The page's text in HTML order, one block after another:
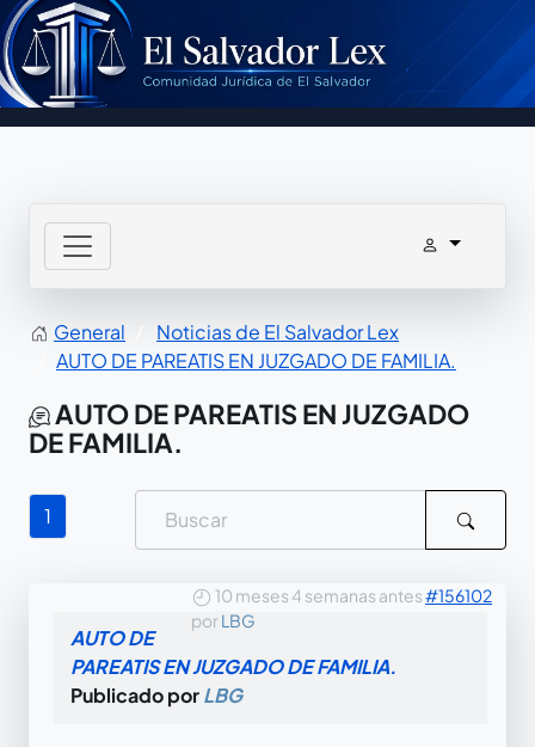
General
Noticias de El Salvador Lex
AUTO DE PAREATIS EN JUZGADO DE FAMILIA.
AUTO DE PAREATIS EN JUZGADO
DE FAMILIA.
1
10 meses 4 semanas antes#156102
porLBG
AUTO DE
PAREATIS EN JUZGADO DE FAMILIA.
Publicado porLBG